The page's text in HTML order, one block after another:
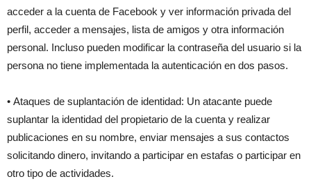
acceder a la cuenta de Facebook y ver información privada del
perfil, acceder a mensajes, lista de amigos y otra información
personal. Incluso pueden modificar la contraseña del usuario si la
persona no tiene implementada la autenticación en dos pasos.
• Ataques de suplantación de identidad: Un atacante puede
suplantar la identidad del propietario de la cuenta y realizar
publicaciones en su nombre, enviar mensajes a sus contactos
solicitando dinero, invitando a participar en estafas o participar en
otro tipo de actividades.